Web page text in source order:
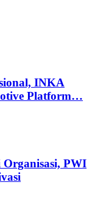
INKA
Platform…
Organisasi, PWI